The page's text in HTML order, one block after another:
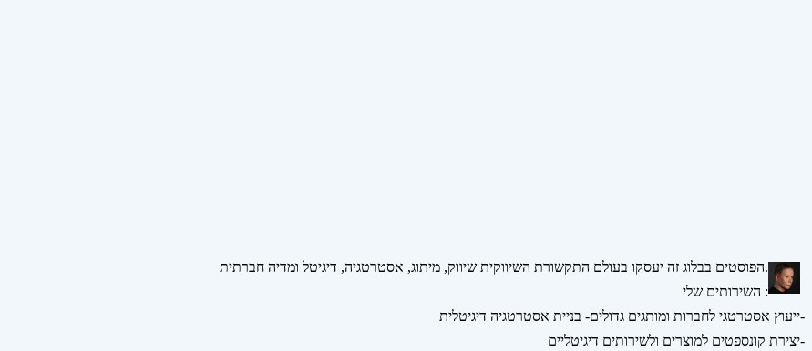
הפוסטים בבלוג זה יעסקו בעולם התקשורת השיווקית שיווק, מיתוג, אסטרטגיה, דיגיטל ומדיה חברתית.
השירותים שלי :
ייעוץ אסטרטגי לחברות ומותגים גדולים- בניית אסטרטגיה דיגיטלית-
יצירת קונספטים למוצרים ולשירותים דיגיטליים-